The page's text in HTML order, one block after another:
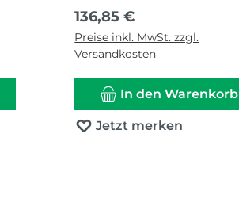
Regulärer Preis:
136,85 €
Preise inkl. MwSt. zzgl.
Versandkosten
In den Warenkorb
Jetzt merken